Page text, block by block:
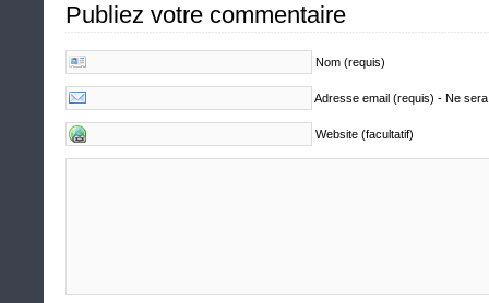
Publiez votre commentaire
Nom (requis)
Adresse email (requis) - Ne
Website (facultatif)